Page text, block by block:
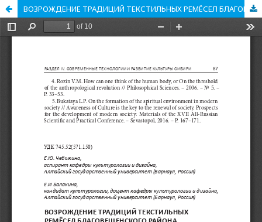
ВОЗРОЖДЕНИЕ ТРАДИЦИЙ ТЕКСТИЛЬНЫХ РЕМЁСЕЛ БЛАГОВЕЩЕНСКОГО РАЙОНА В СИСТЕМЕ ЭКСПЕДИЦИОННЫХ И ОБРАЗОВАТЕЛЬНЫХ ПРАКТИК